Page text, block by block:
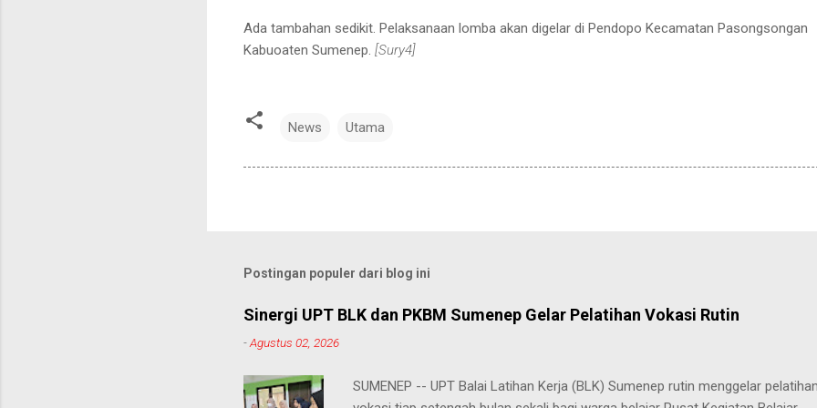
Ada tambahan sedikit. Pelaksanaan lomba akan digelar di Pendopo Kecamatan Pasongsongan
Kabuoaten Sumenep. [Sury4]
News Utama
Postingan populer dari blog ini
Sinergi UPT BLK dan PKBM Sumenep Gelar Pelatihan Vokasi Rutin
-Agustus 02, 2026
SUMENEP -- UPT Balai Latihan Kerja (BLK) Sumenep rutin menggelar